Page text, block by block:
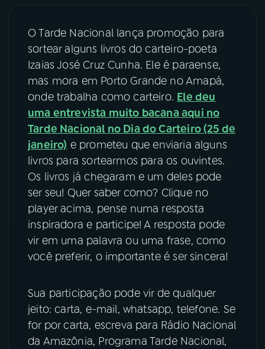
04PROGRAMAS
05PODCASTS
06VIDEOCASTS
07ÚLTIMAS
08FESTIVAL DE MÚSICA
ACOMPANHE A RÁDIO NACIONAL
Instagram X
TikTok
O Tarde Nacional lança promoção para
sortear alguns livros do carteiro-poeta
Izaias José Cruz Cunha. Ele é paraense,
mas mora em Porto Grande no Amapá,
onde trabalha como carteiro. Ele deu
uma entrevista muito bacana aqui no
Tarde Nacional no Dia do Carteiro (25 de
janeiro) e prometeu que enviaria alguns
livros para sortearmos para os ouvintes.
Os livros já chegaram e um deles pode
ser seu! Quer saber como? Clique no
player acima, pense numa resposta
inspiradora e participe! A resposta pode
vir em uma palavra ou uma frase, como
você preferir, o importante é ser sincera!
Sua participação pode vir de qualquer
jeito: carta, e-mail, whatsapp, telefone. Se
for por carta, escreva para Rádio Nacional
da Amazônia, Programa Tarde Nacional,